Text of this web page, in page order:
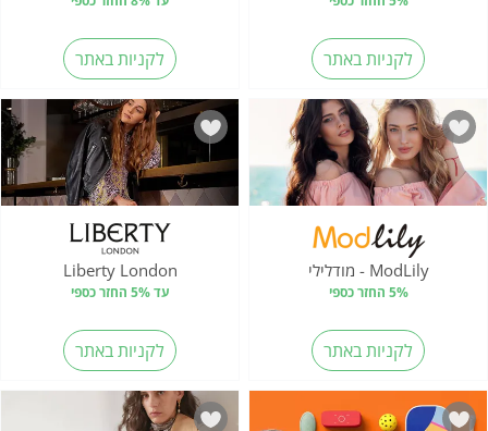
לקניות באתר לקניות באתר
ModLily - מודלילי
5% החזר כספי
לקניות באתר
Liberty London
עד 5% החזר כספי
לקניות באתר